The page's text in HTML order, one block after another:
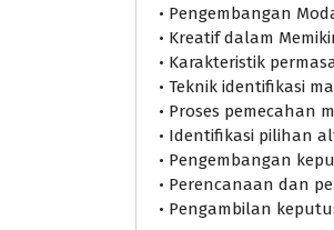
• Pengembangan
• Kreatif dalam
• Karakteristik
• Teknik identifikasi
• Proses pemecahan
• Identifikasi pilihan
• Pengembangan
• Perencanaan dan
• Pengambilan